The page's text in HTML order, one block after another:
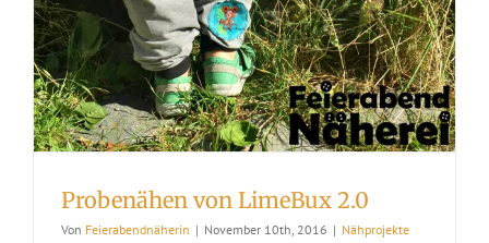
Probenähen von LimeBux 2.0
Von Feierabendnäherin | November 10th, 2016 | Nähprojekte